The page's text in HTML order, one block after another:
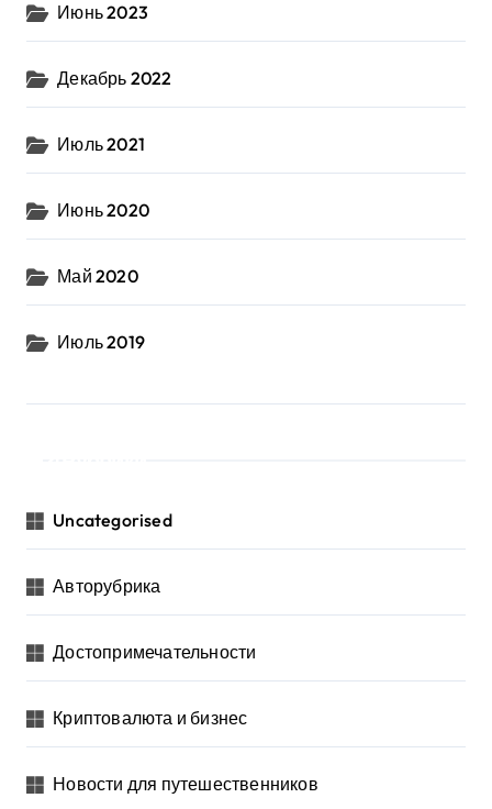
Июнь 2023
Декабрь 2022
Июль 2021
Июнь 2020
Май 2020
Июль 2019
Uncategorised
Авторубрика
Достопримечательности
Криптовалюта и бизнес
Новости для путешественников